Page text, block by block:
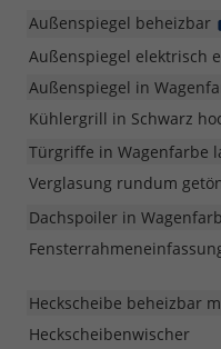
Außenspiegel beheizbar
Außenspiegel elektrisch
Außenspiegel in
Kühlergrill in Schwarz
Türgriffe in Wagenfarbe
Verglasung rundum
Dachspoiler in
Heckscheibe beheizbar
Heckscheibenwischer